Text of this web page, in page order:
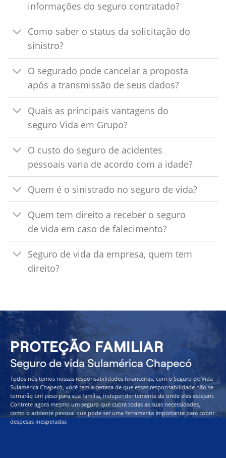
informações do seguro contratado?
Como saber o status da solicitação do
sinistro?
O segurado pode cancelar a proposta
após a transmissão de seus dados?
Quais as principais vantagens do
seguro Vida em Grupo?
O custo do seguro de acidentes
pessoais varia de acordo com a idade?
Quem é o sinistrado no seguro de vida?
Quem tem direito a receber o seguro
de vida em caso de falecimento?
Seguro de vida da empresa, quem tem
direito?
PROTEÇÃO FAMILIAR
Seguro de vida Sulamérica Chapecó
Todos nós temos nossas responsabilidades financeiras, com o Seguro de Vida
Sulamérica Chapecó, você tem a certeza de que essas responsabilidade não se
tornarão um peso para sua família, independentemente de onde eles estejam.
Contrete agora mesmo um seguro que cubra todas as suas necessidades,
como o acidente pessoal que pode ser uma ferramenta importante para cobrir
despesas inesperadas